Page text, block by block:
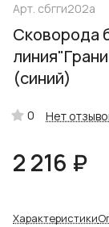
Арт. сбгги202а
Сковорода
(синий)
0 Нет
2 216 ₽
Характеристики